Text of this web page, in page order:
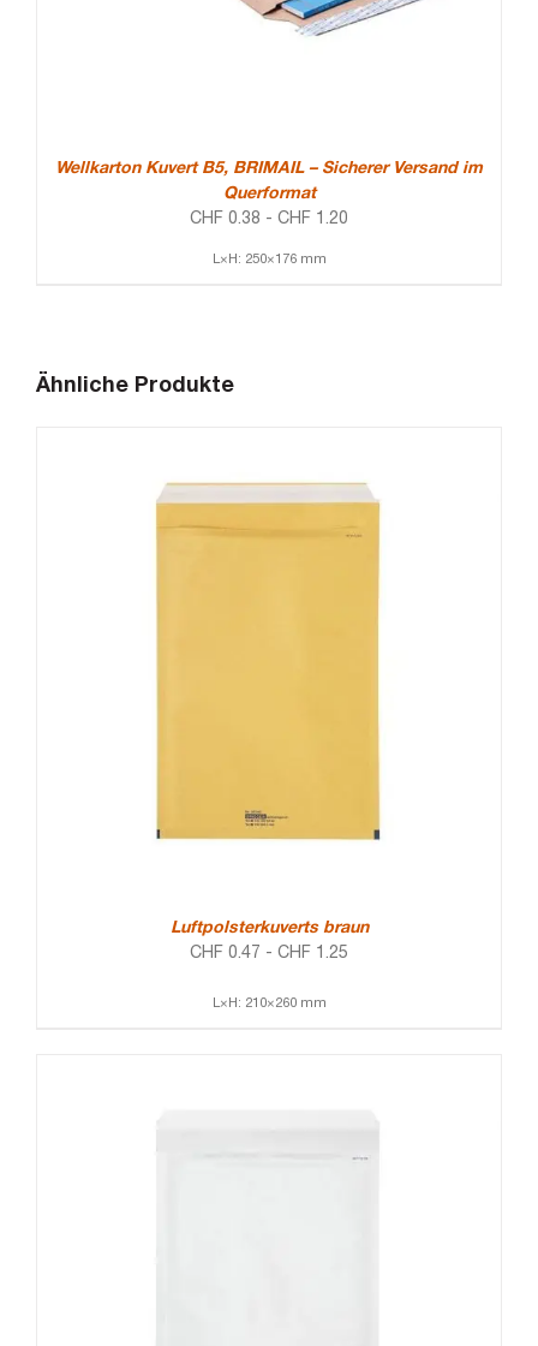
Wellkarton Kuvert B5, BRIMAIL – Sicherer Versand im
Querformat
CHF 0.38 - CHF 1.20
L×H: 250×176 mm
Ähnliche Produkte
Luftpolsterkuverts braun
CHF 0.47 - CHF 1.25
L×H: 210×260 mm